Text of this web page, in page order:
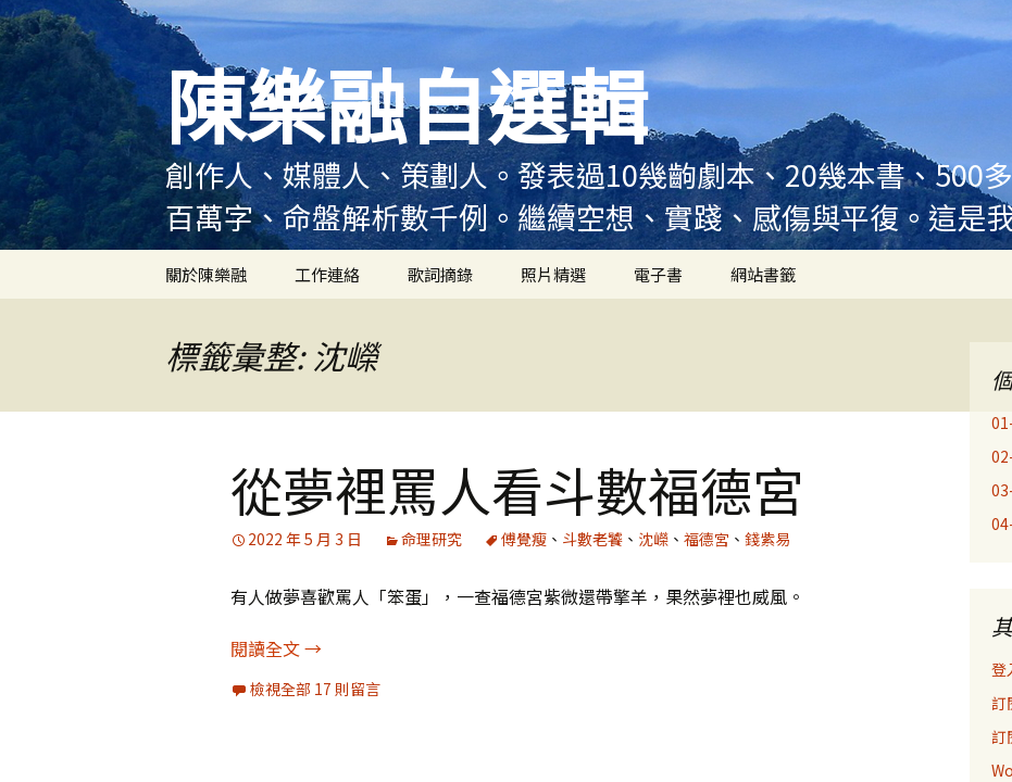
跳
至
主
容
陳樂融自選輯
創作人、媒體人、策劃人。發表過10幾齣劇本、20幾本書、500
百萬字、命盤解析數千例。繼續空想、實踐、感傷與平復。這是
關於陳樂融
陳樂融大事記
陳樂融舞台劇及音樂劇
作品演出紀錄
媒體專訪精選
工作連絡 歌詞摘錄 照片精選 電子書 網站書籤
標籤彙整: 沈嶸
從夢裡罵人看斗數福德宮
2022 年 5 月 3 日 命理研究 傅覺瘦 、 斗數老饕 、 沈嶸 、 福德宮 、 錢紫易
有人做夢喜歡罵人「笨蛋」，一查福德宮紫微還帶擎羊，果然夢裡也威風。
閱讀全文從夢裡罵人看斗數福德宮
→
檢視全部 17 則留言
登
訂
訂